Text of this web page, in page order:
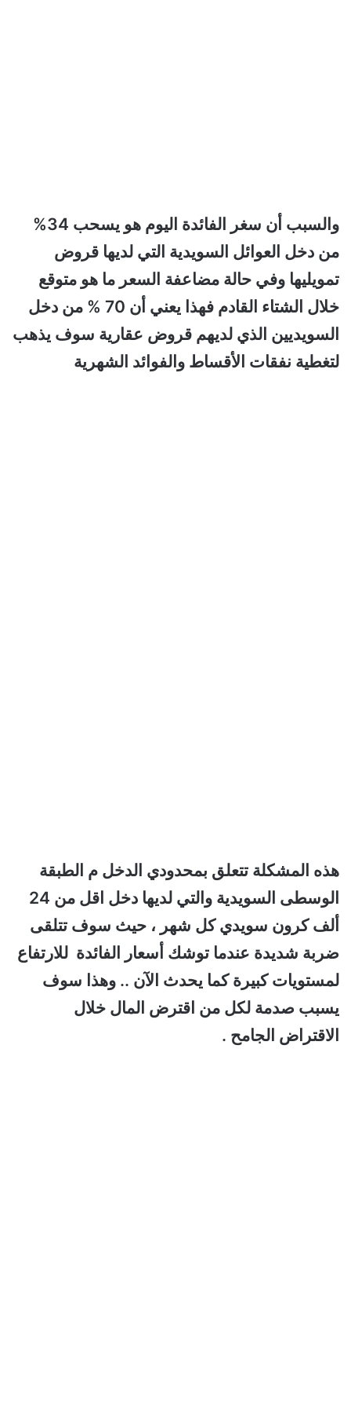
والسبب أن سغر الفائدة اليوم هو يسحب 34%
من دخل العوائل السويدية التي لديها قروض
تمويليها وفي حالة مضاعفة السعر ما هو متوقع
خلال الشتاء القادم فهذا يعني أن 70 % من دخل
السويديين الذي لديهم قروض عقارية سوف يذهب
لتغطية نفقات الأقساط والفوائد الشهرية
هذه المشكلة تتعلق بمحدودي الدخل م الطبقة
الوسطى السويدية والتي لديها دخل اقل من 24
ألف كرون سويدي كل شهر ، حيث سوف تتلقى
ضربة شديدة عندما توشك أسعار الفائدة للارتفاع
لمستويات كبيرة كما يحدث الآن .. وهذا سوف
يسبب صدمة لكل من اقترض المال خلال
الاقتراض الجامح .